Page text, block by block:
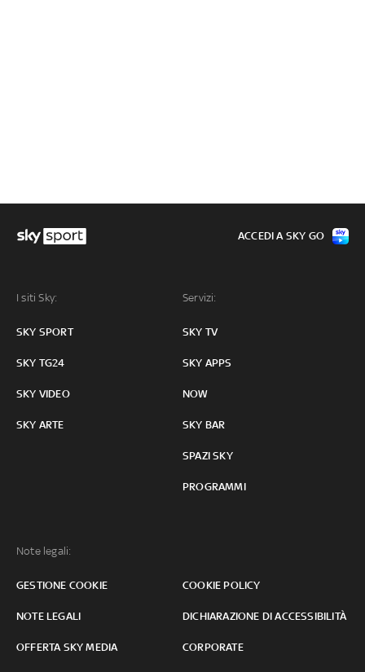
I siti Sky:
SKY SPORT
SKY TG24
SKY VIDEO
SKY ARTE
Servizi:
SKY TV
SKY APPS
NOW
SKY BAR
SPAZI SKY
PROGRAMMI
Note legali:
GESTIONE COOKIE COOKIE POLICY
NOTE LEGALI DICHIARAZIONE DI ACCESSIBILITÀ
OFFERTA SKY MEDIA CORPORATE
ACCEDI A SKY GO